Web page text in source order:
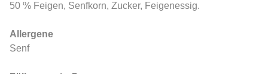
50 % Feigen, Senfkorn, Zucker, Feigenessig.
Allergene
Senf